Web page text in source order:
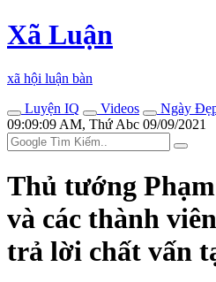
Xã Luận
xã hội luận bàn
Luyện IQ
Videos
Ngày
09:09:09 AM, Thứ Abc 09/09/2021
Thủ tướng
và các thành
trả lời chất vấn